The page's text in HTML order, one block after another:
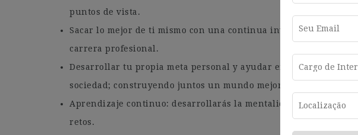
puntos de vista.
Sacar lo mejor de ti mismo con una continua inversión en tu
carrera profesional.
Desarrollar tu propia meta personal y ayudar en ello a nuestros
sociedad; construyendo juntos un mundo mejor.
Aprendizaje continuo: desarrollarás la mentalidad y las
retos.